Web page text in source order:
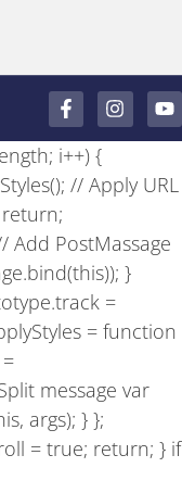
F
a
c
e
b
o
k
-
f
I
n
s
a
g
a
m
Y
o
u
u
b
i++) {
// Apply URL
Add PostMassage
}
=
= function
message var
args); } };
= true; return; } if